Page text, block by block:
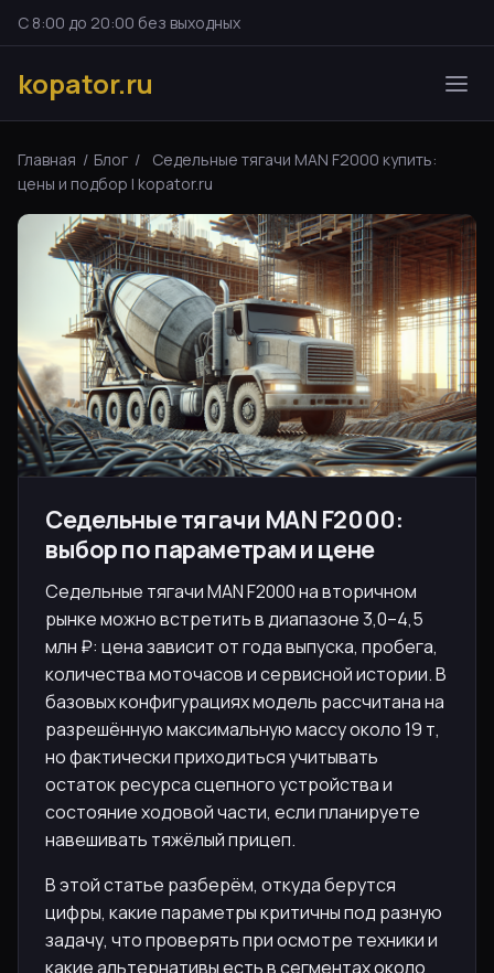
С 8:00 до 20:00 без выходных
kopator.ru
Главная / Блог /
Седельные тягачи MAN F2000 купить:
цены и подбор | kopator.ru
Седельные тягачи MAN F2000:
выбор по параметрам и цене
Седельные тягачи MAN F2000 на вторичном
рынке можно встретить в диапазоне 3,0–4,5
млн ₽: цена зависит от года выпуска, пробега,
количества моточасов и сервисной истории. В
базовых конфигурациях модель рассчитана на
разрешённую максимальную массу около 19 т,
но фактически приходиться учитывать
остаток ресурса сцепного устройства и
состояние ходовой части, если планируете
навешивать тяжёлый прицеп.
В этой статье разберём, откуда берутся
цифры, какие параметры критичны под разную
задачу, что проверять при осмотре техники и
какие альтернативы есть в сегментах около